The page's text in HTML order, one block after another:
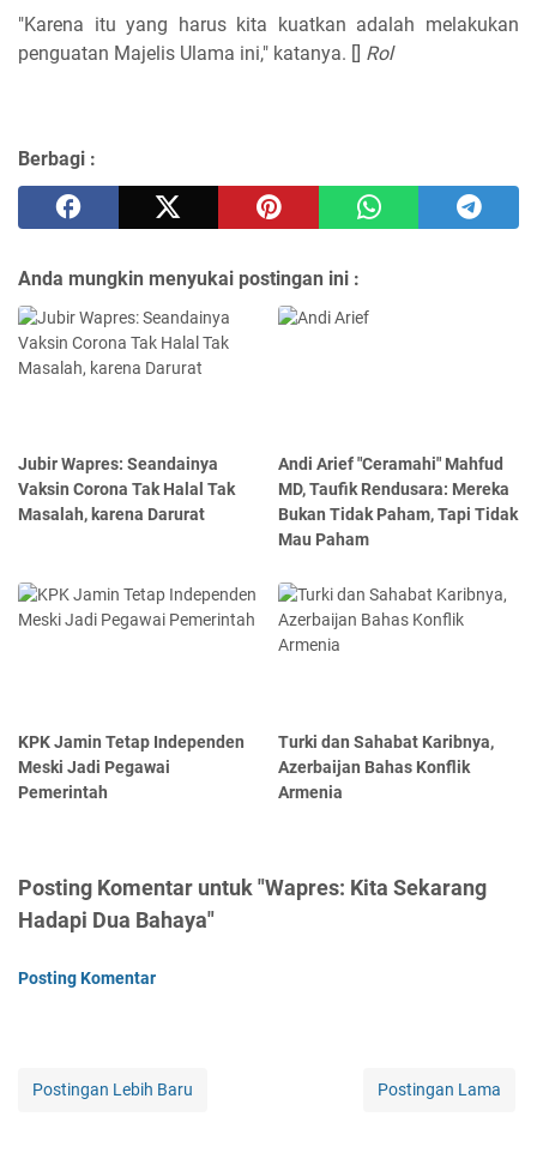
"Karena itu yang harus kita kuatkan adalah melakukan
penguatan Majelis Ulama ini," katanya. [] Rol
Berbagi :
Anda mungkin menyukai postingan ini :
Jubir Wapres: Seandainya
Vaksin Corona Tak Halal Tak
Masalah, karena Darurat
Andi Arief "Ceramahi" Mahfud
MD, Taufik Rendusara: Mereka
Bukan Tidak Paham, Tapi Tidak
Mau Paham
KPK Jamin Tetap Independen
Meski Jadi Pegawai
Pemerintah
Turki dan Sahabat Karibnya,
Azerbaijan Bahas Konflik
Armenia
Posting Komentar untuk "Wapres: Kita Sekarang
Hadapi Dua Bahaya"
Posting Komentar
Postingan Lebih Baru Postingan Lama